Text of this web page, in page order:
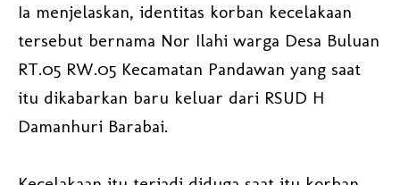
Ia menjelaskan, identitas korban kecelakaan
tersebut bernama Nor Ilahi warga Desa Buluan
RT.05 RW.05 Kecamatan Pandawan yang saat
itu dikabarkan baru keluar dari RSUD H
Damanhuri Barabai.